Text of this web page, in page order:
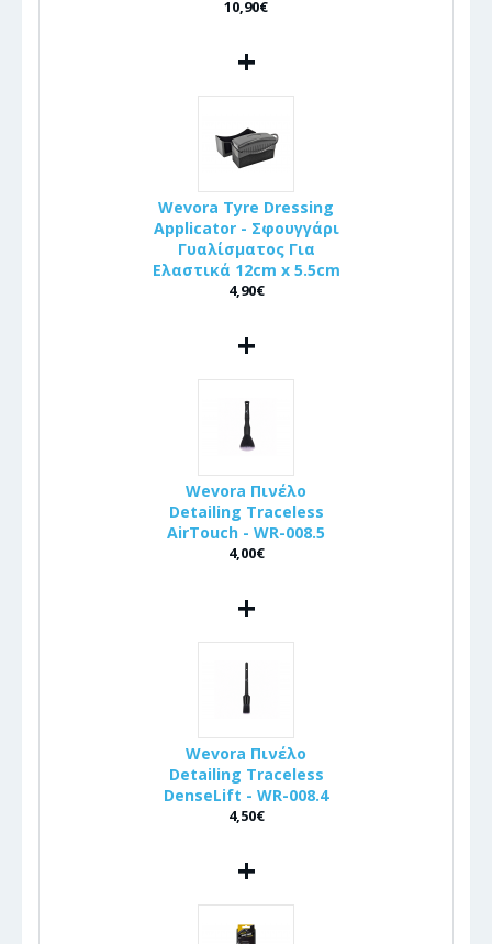
10,90€
+
Wevora Tyre Dressing
Applicator - Σφουγγάρι
Γυαλίσματος Για
Ελαστικά 12cm x 5.5cm
4,90€
+
Wevora Πινέλo
Detailing Traceless
AirTouch - WR-008.5
4,00€
+
Wevora Πινέλo
Detailing Traceless
DenseLift - WR-008.4
4,50€
+